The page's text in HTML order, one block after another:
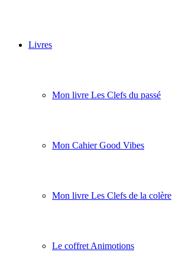
Livres
Mon livre Les Clefs du passé
Mon Cahier Good Vibes
Mon livre Les Clefs de la colère
Le coffret Animotions